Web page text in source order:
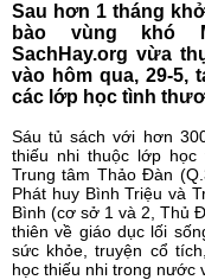
OneBook
Câu chuyện
Hành trình
Tin tức & Sự kiện
Tài trợ
Sau hơn 1 tháng
bào vùng khó
SachHay.org vừa
vào hôm qua, 29-5,
các lớp học tình
Sáu tủ sách với hơn
thiếu nhi thuộc lớp học
Trung tâm Thảo Đàn
Phát huy Bình Triệu và
Bình (cơ sở 1 và 2, Thủ
thiên về giáo dục lối
sức khỏe, truyện cổ
học thiếu nhi trong nước